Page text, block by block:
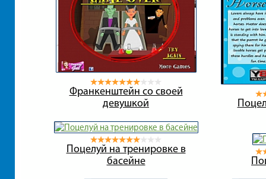
Франкенштейн со своей
девушкой
Поцелуй на тренировке в
басейне